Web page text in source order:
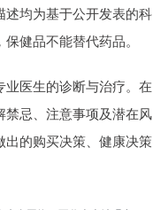
均为基于公开发表的科
健品不能替代药品。
医生的诊断与治疗。在
忌、注意事项及潜在风
的购买决策、健康决策